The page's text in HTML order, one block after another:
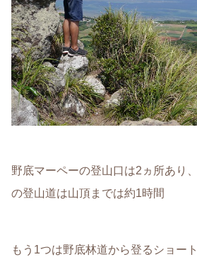
野底マーペーの登山口は2ヵ所あり
の登山道は山頂までは約1時間
もう1つは野底林道から登るショー